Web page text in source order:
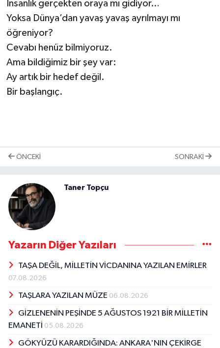
İnsanlık gerçekten oraya mı gidiyor…
Yoksa Dünya’dan yavaş yavaş ayrılmayı mı
öğreniyor?
Cevabı henüz bilmiyoruz.
Ama bildiğimiz bir şey var:
Ay artık bir hedef değil.
Bir başlangıç.
ÖNCEKI SONRAKI
Taner Topçu
Yazarın Diğer Yazıları
TAŞA DEĞİL, MİLLETİN VİCDANINA YAZILAN EMİRLER
07.08.2026
TAŞLARA YAZILAN MÜZE 06.08.2026
GİZLENENİN PEŞİNDE 5 AĞUSTOS 1921 BİR MİLLETİN
EMANETİ 05.08.2026
GÖKYÜZÜ KARARDIĞINDA: ANKARA'NIN ÇEKİRGE